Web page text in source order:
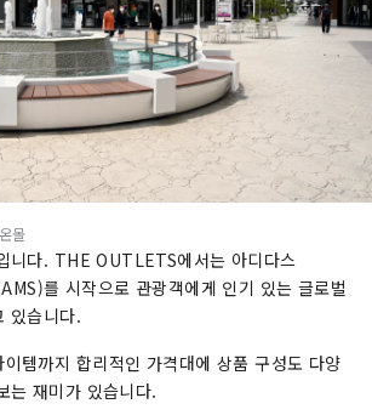
몰
니다. THE OUTLETS에서는 아디다스
를 시작으로 관광객에게 인기 있는 글로벌
있습니다.
템까지 합리적인 가격대에 상품 구성도 다양
는 재미가 있습니다.